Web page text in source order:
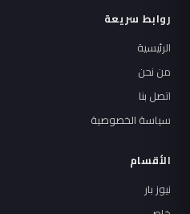
روابط سريعة
الرئيسية
من نحن
اتصل بنا
سياسة الخصوصية
الأقسام
نيوز بار